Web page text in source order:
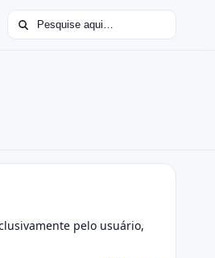
Buscar por:
pelo usuário,